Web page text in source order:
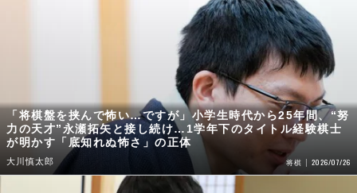
「将棋盤を挟んで怖い…ですが」小学生時代から25年間、“努
力の天才”永瀬拓矢と接し続け…1学年下のタイトル経験棋士
が明かす「底知れぬ怖さ」の正体
大川慎太郎 将棋 2026/07/26